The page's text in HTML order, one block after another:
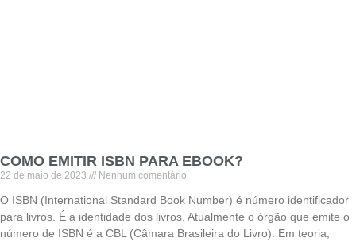
COMO EMITIR ISBN PARA EBOOK?
22 de maio de 2023 Nenhum comentário
O ISBN (International Standard Book Number) é número identificador
para livros. É a identidade dos livros. Atualmente o órgão que emite o
número de ISBN é a CBL (Câmara Brasileira do Livro). Em teoria,